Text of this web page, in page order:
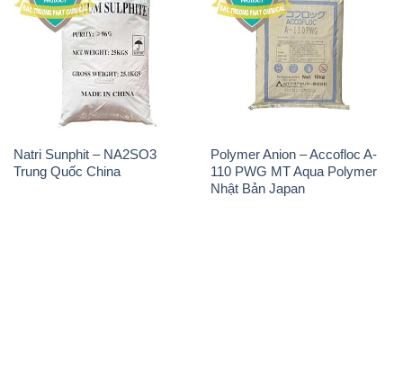
Natri Sunphit – NA2SO3
Trung Quốc China
Polymer Anion – Accofloc A-
110 PWG MT Aqua Polymer
Nhật Bản Japan